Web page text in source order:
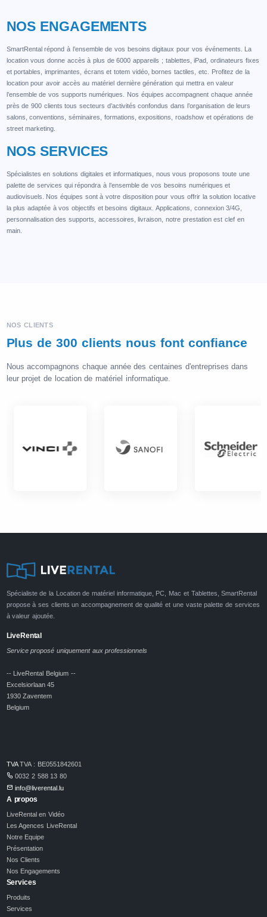
NOS ENGAGEMENTS
SmartRental répond à l’ensemble de vos besoins digitaux pour vos événements. La
location vous donne accès à plus de 6000 appareils ; tablettes, iPad, ordinateurs fixes
et portables, imprimantes, écrans et totem vidéo, bornes tactiles, etc. Profitez de la
location pour avoir accès au matériel dernière génération qui mettra en valeur
l’ensemble de vos supports numériques. Nos équipes accompagnent chaque année
près de 900 clients tous secteurs d’activités confondus dans l’organisation de leurs
salons, conventions, séminaires, formations, expositions, roadshow et opérations de
street marketing.
NOS SERVICES
Spécialistes en solutions digitales et informatiques, nous vous proposons toute une
palette de services qui répondra à l’ensemble de vos besoins numériques et
audiovisuels. Nos équipes sont à votre disposition pour vous offrir la solution locative
la plus adaptée à vos objectifs et besoins digitaux. Applications, connexion 3/4G,
personnalisation des supports, accessoires, livraison, notre prestation est clef en
main.
NOS CLIENTS
Plus de 300 clients nous font confiance
Nous accompagnons chaque année des centaines d'entreprises dans
leur projet de location de matériel informatique.
Spécialiste de la Location de matériel informatique, PC, Mac et Tablettes, SmartRental
propose à ses clients un accompagnement de qualité et une vaste palette de services
à valeur ajoutée.
LiveRental
Service proposé uniquement aux professionnels
-- LiveRental Belgium --
Excelsiorlaan 45
1930 Zaventem
Belgium
TVATVA : BE0551842601
0032 2 588 13 80
info@liverental.lu
A propos
LiveRental en Vidéo
Les Agences LiveRental
Notre Equipe
Présentation
Nos Clients
Nos Engagements
Services
Produits
Services